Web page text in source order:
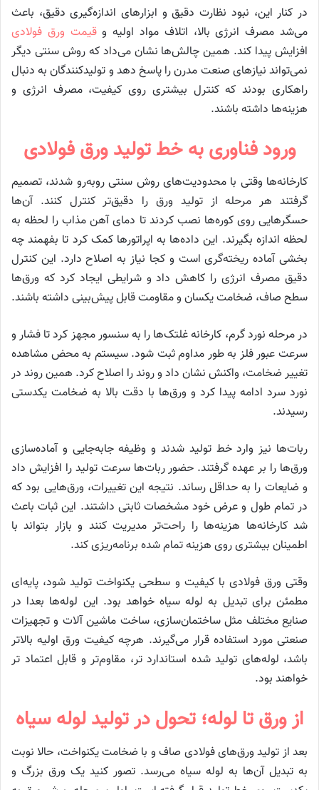
در کنار این، نبود نظارت دقیق و ابزارهای اندازه‌گیری دقیق، باعث
می‌شد مصرف انرژی بالا، اتلاف مواد اولیه وقیمت ورق فولادی
افزایش پیدا کند. همین چالش‌ها نشان می‌داد که روش سنتی دیگر
نمی‌تواند نیازهای صنعت مدرن را پاسخ دهد و تولیدکنندگان به دنبال
راهکاری بودند که کنترل بیشتری روی کیفیت، مصرف انرژی و
هزینه‌ها داشته باشند.
ورود فناوری به خط تولید ورق فولادی
کارخانه‌ها وقتی با محدودیت‌های روش سنتی روبه‌رو شدند، تصمیم
گرفتند هر مرحله از تولید ورق را دقیق‌تر کنترل کنند. آن‌ها
حسگرهایی روی کوره‌ها نصب کردند تا دمای آهن مذاب را لحظه‌ به‌
لحظه اندازه بگیرند. این داده‌ها به اپراتورها کمک کرد تا بفهمند چه
بخشی آماده ریخته‌گری است و کجا نیاز به اصلاح دارد. این کنترل
دقیق مصرف انرژی را کاهش داد و شرایطی ایجاد کرد که ورق‌ها
سطح صاف، ضخامت یکسان و مقاومت قابل پیش‌بینی داشته باشند.
در مرحله نورد گرم، کارخانه غلتک‌ها را به سنسور مجهز کرد تا فشار و
سرعت عبور فلز به‌ طور مداوم ثبت شود. سیستم به‌ محض مشاهده
تغییر ضخامت، واکنش نشان داد و روند را اصلاح کرد. همین روند در
نورد سرد ادامه پیدا کرد و ورق‌ها با دقت بالا به ضخامت یکدستی
رسیدند.
ربات‌ها نیز وارد خط تولید شدند و وظیفه جابه‌جایی و آماده‌سازی
ورق‌ها را بر عهده گرفتند. حضور ربات‌ها سرعت تولید را افزایش داد
و ضایعات را به حداقل رساند. نتیجه این تغییرات، ورق‌هایی بود که
در تمام طول و عرض خود مشخصات ثابتی داشتند. این ثبات باعث
شد کارخانه‌ها هزینه‌ها را راحت‌تر مدیریت کنند و بازار بتواند با
اطمینان بیشتری روی هزینه تمام شده برنامه‌ریزی کند.
وقتی ورق فولادی با کیفیت و سطحی یکنواخت تولید شود، پایه‌ای
مطمئن برای تبدیل به لوله سیاه خواهد بود. این لوله‌ها بعدا در
صنایع مختلف مثل ساختمان‌سازی، ساخت ماشین‌ آلات و تجهیزات
صنعتی مورد استفاده قرار می‌گیرند. هرچه کیفیت ورق اولیه بالاتر
باشد، لوله‌های تولید شده استاندارد تر، مقاوم‌تر و قابل اعتماد تر
خواهند بود.
از ورق تا لوله؛ تحول در تولید لوله سیاه
بعد از تولید ورق‌های فولادی صاف و با ضخامت یکنواخت، حالا نوبت
به تبدیل آن‌ها به لوله سیاه می‌رسد. تصور کنید یک ورق بزرگ و